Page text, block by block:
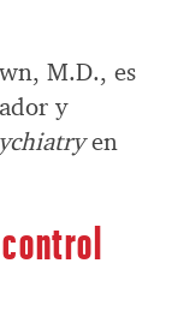
M.D., es
y
en